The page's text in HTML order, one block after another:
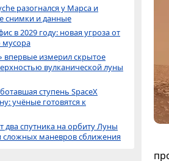
разогнался у Марса и
снимки и данные
в 2029 году: новая угроза от
мусора
измерил скрытое
вулканической луны
ступень SpaceX
учёные готовятся к
два спутника на орбиту Луны
сложных маневров сближения